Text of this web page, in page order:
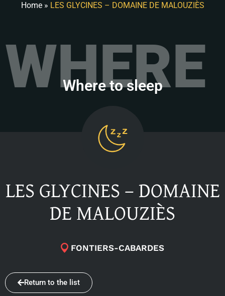
Home» LES GLYCINES – DOMAINE DE MALOUZIÈS
Where to sleep
LES GLYCINES – DOMAINE
DE MALOUZIÈS
FONTIERS-CABARDES
Return to the list